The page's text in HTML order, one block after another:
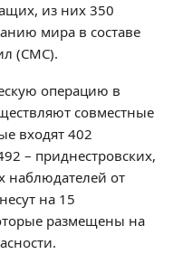
из них 350
мира в составе
(СМС).
операцию в
совместные
входят 402
– приднестровских,
наблюдателей от
на 15
размещены на